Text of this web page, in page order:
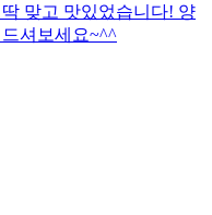
맞고 맛있었습니다! 양
셔보세요~^^